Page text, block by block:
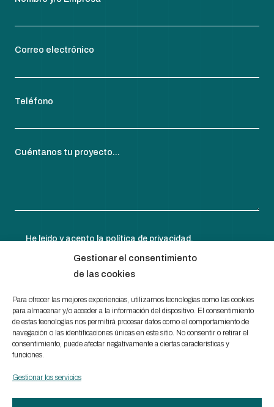
Gestionar el consentimiento
de las cookies
Para ofrecer las mejores experiencias, utilizamos tecnologías como las cookies
para almacenar y/o acceder a la información del dispositivo. El consentimiento
de estas tecnologías nos permitirá procesar datos como el comportamiento de
navegación o las identificaciones únicas en este sitio. No consentir o retirar el
consentimiento, puede afectar negativamente a ciertas características y
funciones.
Gestionar los servicios
Correo electrónico
Teléfono
Cuéntanos tu proyecto...
He leido y acepto la política de privacidad .